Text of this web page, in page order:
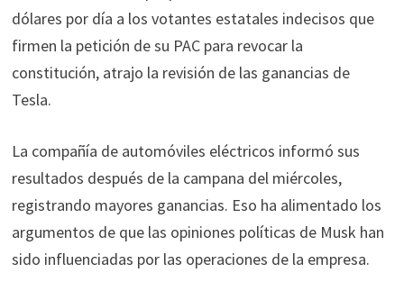
dólares por día a los votantes estatales indecisos que
firmen la petición de su PAC para revocar la
constitución, atrajo la revisión de las ganancias de
Tesla.
La compañía de automóviles eléctricos informó sus
resultados después de la campana del miércoles,
registrando mayores ganancias. Eso ha alimentado los
argumentos de que las opiniones políticas de Musk han
sido influenciadas por las operaciones de la empresa.